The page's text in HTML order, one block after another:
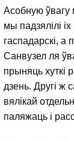
Асобную ўвагу
мы падзялілі
гаспадарскі,
Санвузел ля
прыняць хуткі
дзень. Другі ж
вялікай
паляжаць і